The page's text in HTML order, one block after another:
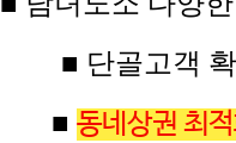
■ 단골고객
■ 동네상권 최